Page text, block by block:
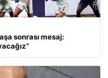
sonrası mesaj: